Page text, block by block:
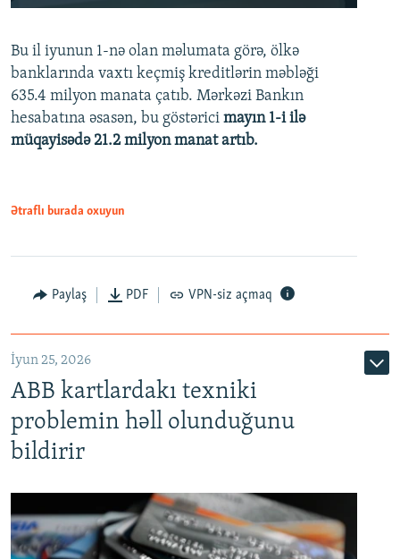
Auto 240p 360p 480p
720p 1080p
360p
480p
720p
Bu il iyunun 1-nə olan məlumata görə, ölkə
banklarında vaxtı keçmiş kreditlərin məbləği
635.4 milyon manata çatıb. Mərkəzi Bankın
hesabatına əsasən, bu göstərici mayın 1-i ilə
müqayisədə 21.2 milyon manat artıb.
Ətraflı burada oxuyun
Paylaş PDF VPN-siz açmaq
İyun 25, 2026
ABB kartlardakı texniki
problemin həll olunduğunu
bildirir